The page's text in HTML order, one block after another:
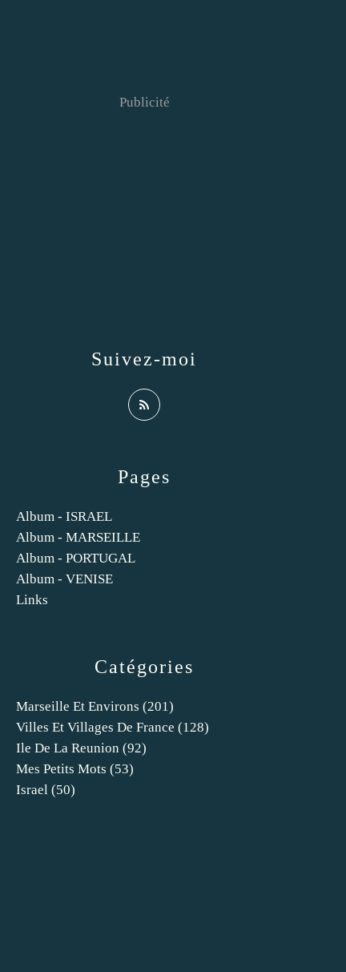
Catégories
Marseille Et Environs (201)
Villes Et Villages De France (128)
Ile De La Reunion (92)
Mes Petits Mots (53)
Israel (50)
Pages
Album - ISRAEL
Album - MARSEILLE
Album - PORTUGAL
Album - VENISE
Links
Suivez-moi
Publicité